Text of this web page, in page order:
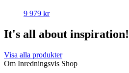
9 979 kr
It's all about inspiration!
Visa alla produkter
Om Inredningsvis Shop